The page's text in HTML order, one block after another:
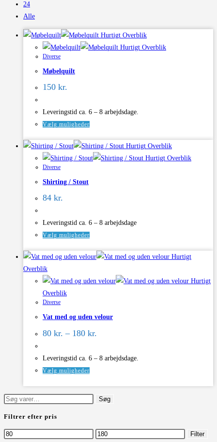
24
Alle
Hurtigt Overblik
Hurtigt Overblik
Diverse
Møbelquilt
150 kr.
Leveringstid ca. 6 – 8 arbejdsdage.
Vælg muligheder
har
flere
på
varesiden
Hurtigt Overblik
Hurtigt Overblik
Diverse
Shirting / Stout
84 kr.
Leveringstid ca. 6 – 8 arbejdsdage
Vælg muligheder
har
varianter.
vælges
på
Hurtigt
Overblik
Hurtigt
Overblik
Diverse
Vat med og uden velour
80 kr. – 180 kr.
180 kr.
Leveringstid ca. 6 – 8 arbejdsdage.
Vælg mulighederDette
har
flere
Mulighederne
Søg
Søg
Filtrer efter pris
Mindste Højeste Filter